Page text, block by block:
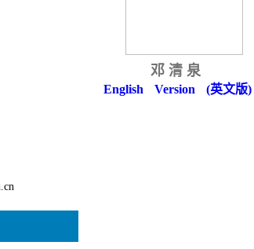
邓清泉
English Version (英文版)